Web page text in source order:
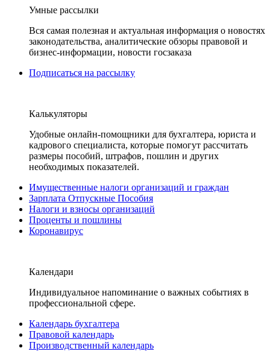
Умные рассылки
Вся самая полезная и актуальная информация о новостях
законодательства, аналитические обзоры правовой и
бизнес-информации, новости госзаказа
Подписаться на рассылку
Калькуляторы
Удобные онлайн-помощники для бухгалтера, юриста и
кадрового специалиста, которые помогут рассчитать
размеры пособий, штрафов, пошлин и других
необходимых показателей.
Имущественные налоги организаций и граждан
Зарплата Отпускные Пособия
Налоги и взносы организаций
Проценты и пошлины
Коронавирус
Календари
Индивидуальное напоминание о важных событиях в
профессиональной сфере.
Календарь бухгалтера
Правовой календарь
Производственный календарь